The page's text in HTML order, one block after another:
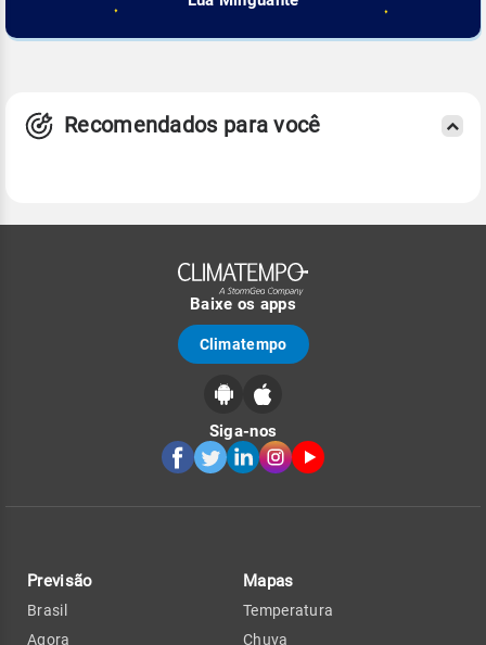
Recomendados para você
Baixe os apps
Climatempo
Siga-nos
Previsão
Brasil
Agora
Mapas
Temperatura
Chuva